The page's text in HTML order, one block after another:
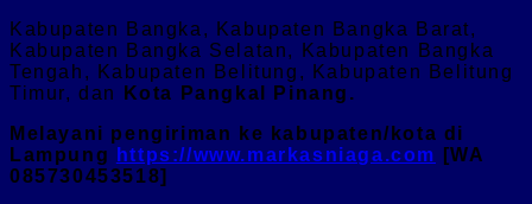
Kabupaten Bangka, Kabupaten Bangka Barat,
Kabupaten Bangka Selatan, Kabupaten Bangka
Tengah, Kabupaten Belitung, Kabupaten Belitung
Timur, dan
Kota Pangkal Pinang.
Melayani pengiriman ke kabupaten/kota di
Lampung
https://www.markasniaga.com
[WA
085730453518]